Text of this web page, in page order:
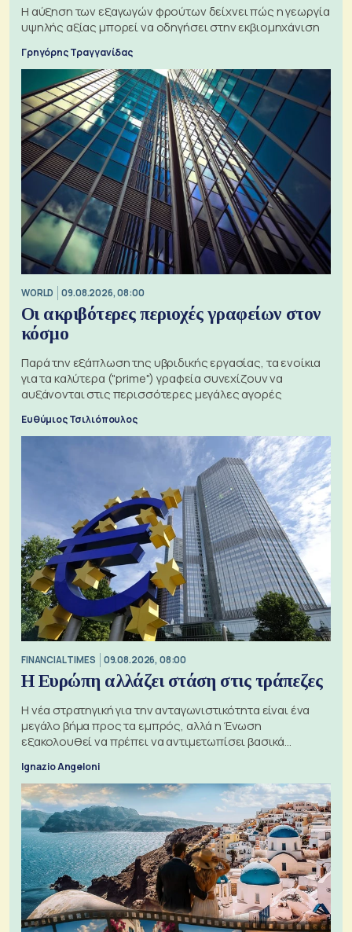
Η αύξηση των εξαγωγών φρούτων δείχνει πώς η γεωργία
υψηλής αξίας μπορεί να οδηγήσει στην εκβιομηχάνιση
Γρηγόρης Τραγγανίδας
WORLD 09.08.2026, 08:00
Οι ακριβότερες περιοχές γραφείων στον
κόσμο
Παρά την εξάπλωση της υβριδικής εργασίας, τα ενοίκια
για τα καλύτερα ("prime") γραφεία συνεχίζουν να
αυξάνονται στις περισσότερες μεγάλες αγορές
Ευθύμιος Τσιλιόπουλος
FINANCIAL TIMES 09.08.2026, 08:00
Η Ευρώπη αλλάζει στάση στις τράπεζες
Η νέα στρατηγική για την ανταγωνιστικότητα είναι ένα
μεγάλο βήμα προς τα εμπρός, αλλά η Ένωση
εξακολουθεί να πρέπει να αντιμετωπίσει βασικά
Ignazio Angeloni